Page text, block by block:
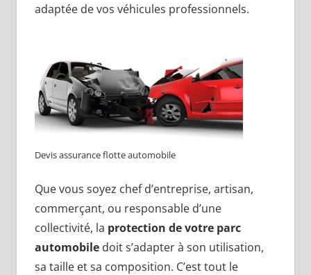
adaptée de vos véhicules professionnels.
Devis assurance flotte automobile
Que vous soyez chef d’entreprise, artisan,
commerçant, ou responsable d’une
collectivité, la protection de votre parc
automobile doit s’adapter à son utilisation,
sa taille et sa composition. C’est tout le